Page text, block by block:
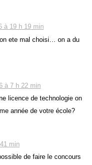
à 19 h 19 min
ete mal choisi… on a du
à 7 h 22 min
licence de technologie on
année de votre école?
min
de faire le concours